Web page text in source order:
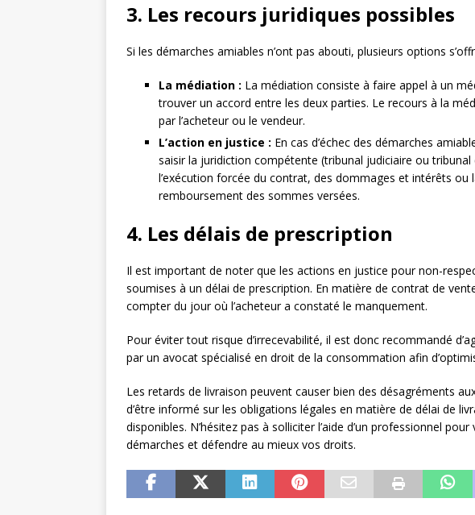
3. Les recours juridiques possibles
Si les démarches amiables n’ont pas abouti, plusieurs options
La médiation : La médiation consiste à faire appel à un
trouver un accord entre les deux parties. Le recours à la
par l’acheteur ou le vendeur.
L’action en justice : En cas d’échec des démarches
saisir la juridiction compétente (tribunal judiciaire ou
l’exécution forcée du contrat, des dommages et intérêts
remboursement des sommes versées.
4. Les délais de prescription
Il est important de noter que les actions en justice pour non-
soumises à un délai de prescription. En matière de contrat de
compter du jour où l’acheteur a constaté le manquement.
Pour éviter tout risque d’irrecevabilité, il est donc recommandé
par un avocat spécialisé en droit de la consommation afin
Les retards de livraison peuvent causer bien des désagréments
d’être informé sur les obligations légales en matière de délai de
disponibles. N’hésitez pas à solliciter l’aide d’un professionnel
démarches et défendre au mieux vos droits.